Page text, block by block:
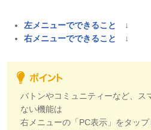
左メニューでできること
↓
右メニューでできること
↓
バトンやコミュニティーなど、ス
ない機能は
右メニューの「PC表示」をタッ